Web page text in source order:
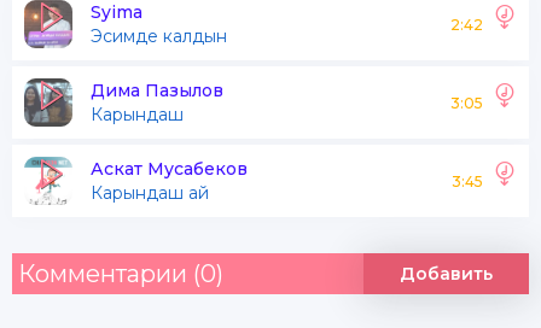
Syima
Эсимде калдын
2:42
Дима Пазылов
Карындаш
3:05
Аскат Мусабеков
Карындаш ай
3:45
Комментарии (0) Добавить